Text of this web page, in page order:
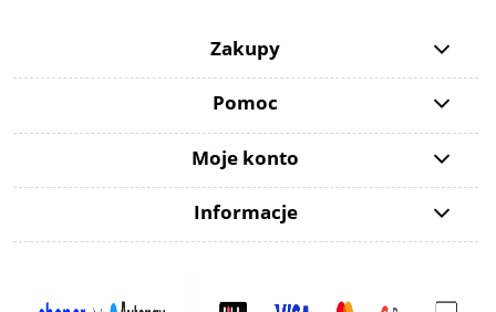
Zakupy
Pomoc
Moje konto
Informacje